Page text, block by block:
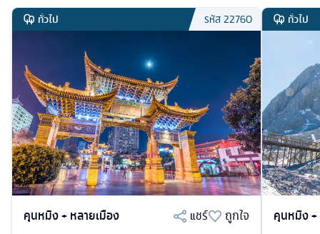
ทั่วไป รหัส22760
คุนหมิง + หลายเมือง แชร์
ถูกใจ
ทั่วไป
คุนหมิง +